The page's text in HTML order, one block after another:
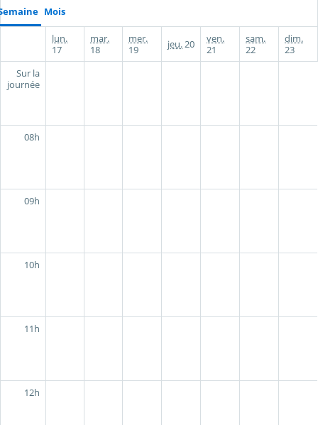
Mois
lun.
17
mar.
18
mer.
19
jeu. 20
ven.
21
sam.
22
dim.
23
Sur la
journée
08h
09h
10h
11h
12h